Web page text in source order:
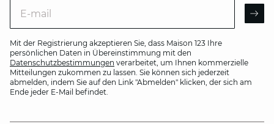
Mit der Registrierung akzeptieren Sie, dass Maison 123 Ihre
persönlichen Daten in Übereinstimmung mit den
Datenschutzbestimmungen verarbeitet, um Ihnen kommerzielle
Mitteilungen zukommen zu lassen. Sie können sich jederzeit
abmelden, indem Sie auf den Link "Abmelden" klicken, der sich am
Ende jeder E-Mail befindet.